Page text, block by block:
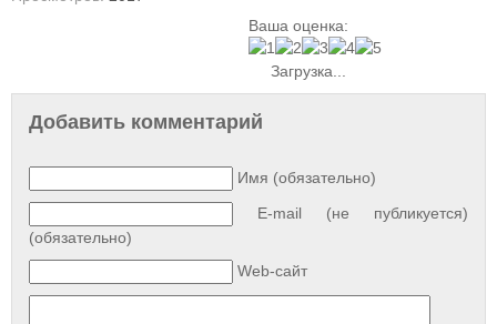
Ваша оценка:
Загрузка...
Добавить комментарий
Имя (обязательно)
E-mail (не публикуется)
(обязательно)
Web-сайт